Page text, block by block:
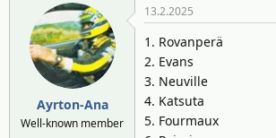
Ayrton-Ana
Well-known member
13.2.2025
1. Rovanperä
2. Evans
3. Neuville
4. Katsuta
5. Fourmaux